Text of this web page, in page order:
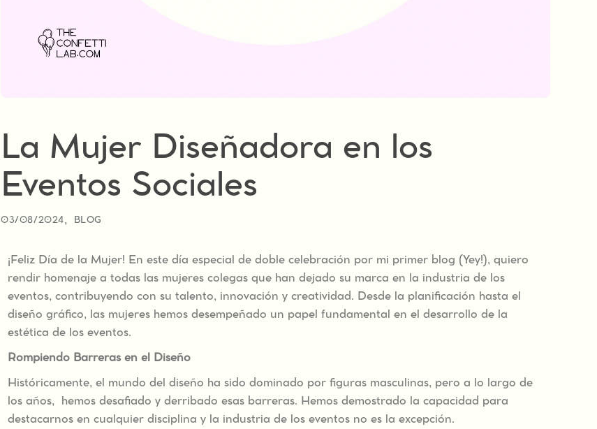
La Mujer Diseñadora en los
Eventos Sociales
03/08/2024 BLOG
¡Feliz Día de la Mujer! En este día especial de doble celebración por mi primer blog (Yey!), quiero
rendir homenaje a todas las mujeres colegas que han dejado su marca en la industria de los
eventos, contribuyendo con su talento, innovación y creatividad. Desde la planificación hasta el
diseño gráfico, las mujeres hemos desempeñado un papel fundamental en el desarrollo de la
estética de los eventos.
Rompiendo Barreras en el Diseño
Históricamente, el mundo del diseño ha sido dominado por figuras masculinas, pero a lo largo de
los años, hemos desafiado y derribado esas barreras. Hemos demostrado la capacidad para
destacarnos en cualquier disciplina y la industria de los eventos no es la excepción.